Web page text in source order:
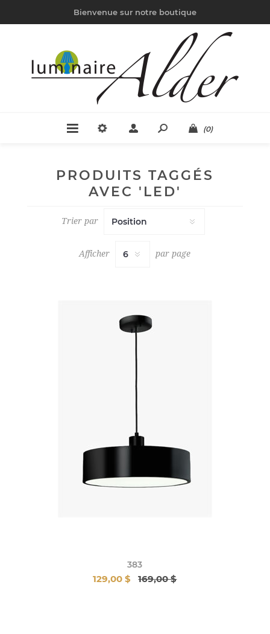
Bienvenue sur notre boutique
(0)
PRODUITS TAGGÉS
AVEC 'LED'
Trier par
Afficher par page
383
129,00 $ 169,00 $